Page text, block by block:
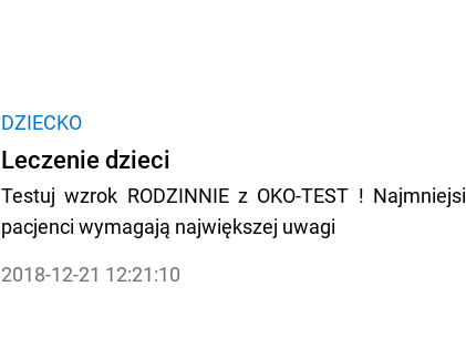
DZIECKO
Leczenie dzieci
Testuj wzrok RODZINNIE z OKO-TEST ! Najmniejsi
pacjenci wymagają największej uwagi
2018-12-21 12:21:10